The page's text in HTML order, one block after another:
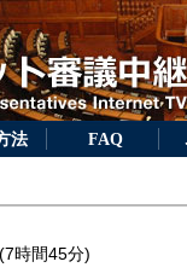
法 FAQ
時間45分)